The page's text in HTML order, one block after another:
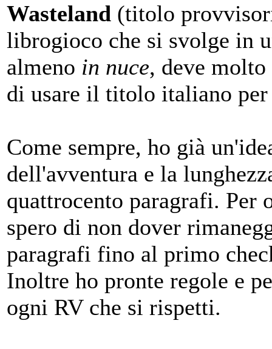
Wasteland (titolo
librogioco che si svolge in
almeno in nuce, deve
di usare il titolo italiano
Come sempre, ho già
dell'avventura e la
quattrocento paragrafi. Per
spero di non dover
paragrafi fino al primo
Inoltre ho pronte regole e
ogni RV che si rispetti.